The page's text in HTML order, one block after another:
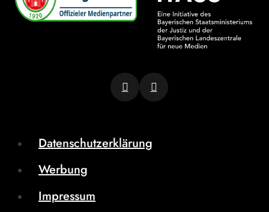
Datenschutzerklärung
Werbung
Impressum